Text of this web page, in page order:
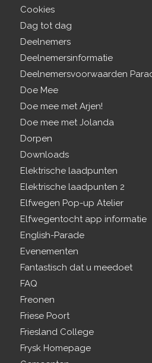
Cookies
Dag tot dag
Deelnemers
Deelnemersinformatie
Deelnemersvoorwaarden
Doe Mee
Doe mee met Arjen!
Doe mee met Jolanda
Dorpen
Downloads
Elektrische laadpunten
Elektrische laadpunten 2
Elfwegen Pop-up Atelier
Elfwegentocht app informatie
English-Parade
Evenementen
Fantastisch dat u meedoet
FAQ
Freonen
Friese Poort
Friesland College
Frysk Homepage